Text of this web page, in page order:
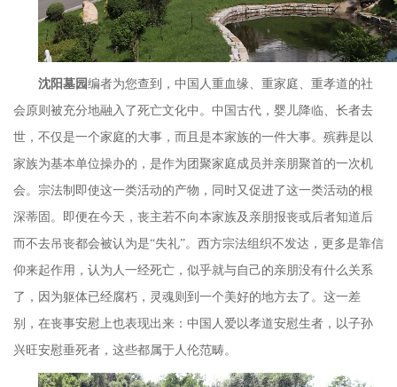
沈阳墓园编者为您查到，中国人重血缘、重家庭、重孝道的社
会原则被充分地融入了死亡文化中。中国古代，婴儿降临、长者去
世，不仅是一个家庭的大事，而且是本家族的一件大事。殡葬是以
家族为基本单位操办的，是作为团聚家庭成员并亲朋聚首的一次机
会。宗法制即使这一类活动的产物，同时又促进了这一类活动的根
深蒂固。即便在今天，丧主若不向本家族及亲朋报丧或后者知道后
而不去吊丧都会被认为是“失礼”。西方宗法组织不发达，更多是靠信
仰来起作用，认为人一经死亡，似乎就与自己的亲朋没有什么关系
了，因为躯体已经腐朽，灵魂则到一个美好的地方去了。这一差
别，在丧事安慰上也表现出来：中国人爱以孝道安慰生者，以子孙
兴旺安慰垂死者，这些都属于人伦范畴。